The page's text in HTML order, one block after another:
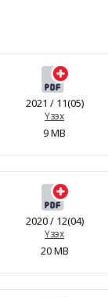
2021 / 11(05)
Үзэх
9 MB
2020 / 12(04)
Үзэх
20 MB